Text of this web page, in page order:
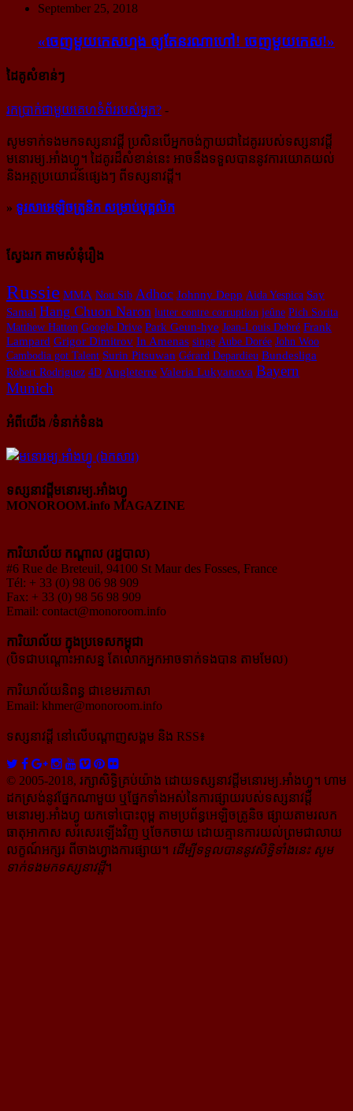
September 25, 2018
«ចេញ​មួយ​កេស​ហ្មង ឲ្យ​តែ​នរណា​ហៅ! ចេញ​មួយ​កេស!»
ដៃគូសំខាន់ៗ
រក​​ប្រាក់​​ជា​​មួយ​​គេហទំព័រ​​របស់​​អ្នក? -
សូម​ទាក់ទង​មក​ទស្សនាវដ្ដី ប្រសិន​បើ​អ្នក​ចង់​ក្លាយ​ជា​ដៃគូរ​របស់​ទស្សនាវដ្ដី​
មនោរម្យ.អាំងហ្វូ។ ដៃ​គូរ​ដ៏​សំខាន់​នេះ អាច​នឹង​ទទួល​បាន​នូវ​ការ​យោគយល់
និង​អត្ថ​ប្រយោជន៍​ផ្សេងៗ ពីទស្សនាវដ្ដី។
» ទូរសាអេឡិចត្រូនិក សម្រាប់បុគ្គលិក
ស្វែងរក តាមសំនុំរឿង
Russie MMA Nou Sib Adhoc Johnny Depp Aida Yespica Say
Samal Hang Chuon Naron lutter contre corruption jeûne Pich Sorita
Matthew Hatton Google Drive Park Geun-hye Jean-Louis Debré Frank
Lampard Grigor Dimitrov In Amenas singe Aube Dorée John Woo
Cambodia got Talent Surin Pitsuwan Gérard Depardieu Bundesliga
Robert Rodriguez 4D Angleterre Valeria Lukyanova Bayern
Munich
អំពីយើង /ទំនាក់ទំនង
ទស្សនាវដ្ដីមនោរម្យ.អាំងហ្វូ
MONOROOM.info MAGAZINE
ការិយាល័យ កណ្ដាល (រដ្ឋបាល)
#6 Rue de Breteuil, 94100 St Maur des Fosses, France
Tél: + 33 (0) 98 06 98 909
Fax: + 33 (0) 98 56 98 909
Email: contact@monoroom.info
ការិយាល័យ ក្នុង​ប្រទេស​កម្ពុជា
(បិទជាបណ្ដោះអាសន្ន តែលោកអ្នកអាចទាក់ទងបាន តាមមែល)
ការិយាល័យនិពន្ធ ជាខេមរភាសា
Email: khmer@monoroom.info
ទស្សនាវដ្ដី​ នៅលើបណ្ដាញសង្គម និង RSS៖
© 2005-2018, រក្សាសិទ្ធិគ្រប់យ៉ាង ដោយទស្សនាវដ្ដី​មនោរម្យ.អាំងហ្វូ។ ហាម​
ដក​ស្រង់​នូវ​ផ្នែក​ណា​មួយ​ ឬ​ផ្នែក​ទាំង​អស់​នៃ​ការ​ផ្សាយ​របស់​ទស្សនាវដ្ដី​​
មនោរម្យ.អាំងហ្វូ យក​ទៅ​​បោះពុម្ព តាម​ប្រព័ន្ធ​អេឡិច​ត្រូនិច ផ្សាយ​តាម​រលក​
ធាតុអាកាស សរសេរ​ឡើង​វិញ ឬ​ចែក​ចាយ​ ដោយ​គ្មាន​ការ​យល់ព្រមជា​លាយ​
លក្ខណ៍​អក្សរ​ ពី​ចាងហ្វាង​ការ​ផ្សាយ​។ ដើម្បី​ទទួល​បាននូវសិទ្ធិ​ទាំងនេះ សូម​
ទាក់​ទង​មក​ទស្សនាវដ្ដី។